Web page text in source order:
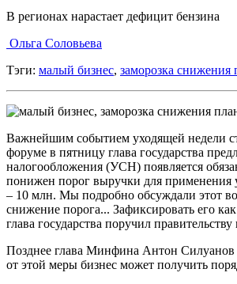
В регионах нарастает дефицит бензина
Ольга Соловьева
Тэги: малый бизнес, заморозка
Важнейшим событием уходящей недели
форуме в пятницу глава государства
налогообложения (УСН) появляется
понижен порог выручки для применения
– 10 млн. Мы подробно обсуждали этот
снижение порога... Зафиксировать его
глава государства поручил
Позднее глава Минфина Антон Силуанов
от этой меры бизнес может получить